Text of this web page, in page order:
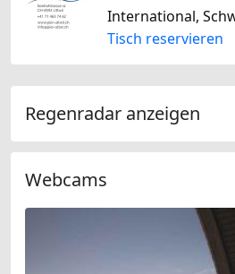
Tisch reservieren
Regenradar anzeigen
Webcams